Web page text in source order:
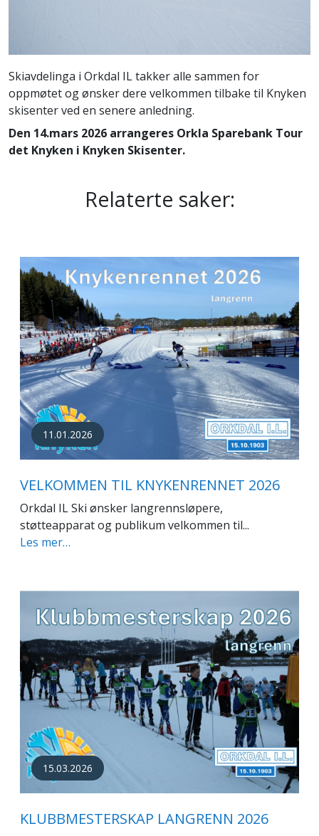
Skiavdelinga i Orkdal IL takker alle sammen for
oppmøtet og ønsker dere velkommen tilbake til Knyken
skisenter ved en senere anledning.
Den 14.mars 2026 arrangeres Orkla Sparebank Tour
det Knyken i Knyken Skisenter.
Relaterte saker:
11.01.2026
VELKOMMEN TIL KNYKENRENNET 2026
Orkdal IL Ski ønsker langrennsløpere,
støtteapparat og publikum velkommen til...
Les mer…
15.03.2026
KLUBBMESTERSKAP LANGRENN 2026